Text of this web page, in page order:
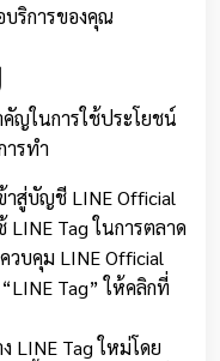
บริการของคุณ
ญในการใช้ประโยชน์
ารทำ
าสู่บัญชี LINE Official
Tag ในการตลาด
วบคุม LINE Official
Tag” ให้คลิกที่
LINE Tag ใหม่โดย